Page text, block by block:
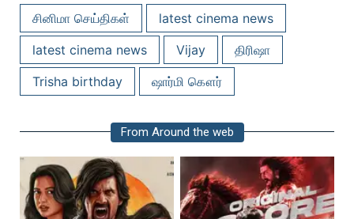
சினிமா செய்திகள்
latest cinema news
latest cinema news
Vijay
திரிஷா
Trisha birthday
ஷார்மி கௌர்
From Around the web